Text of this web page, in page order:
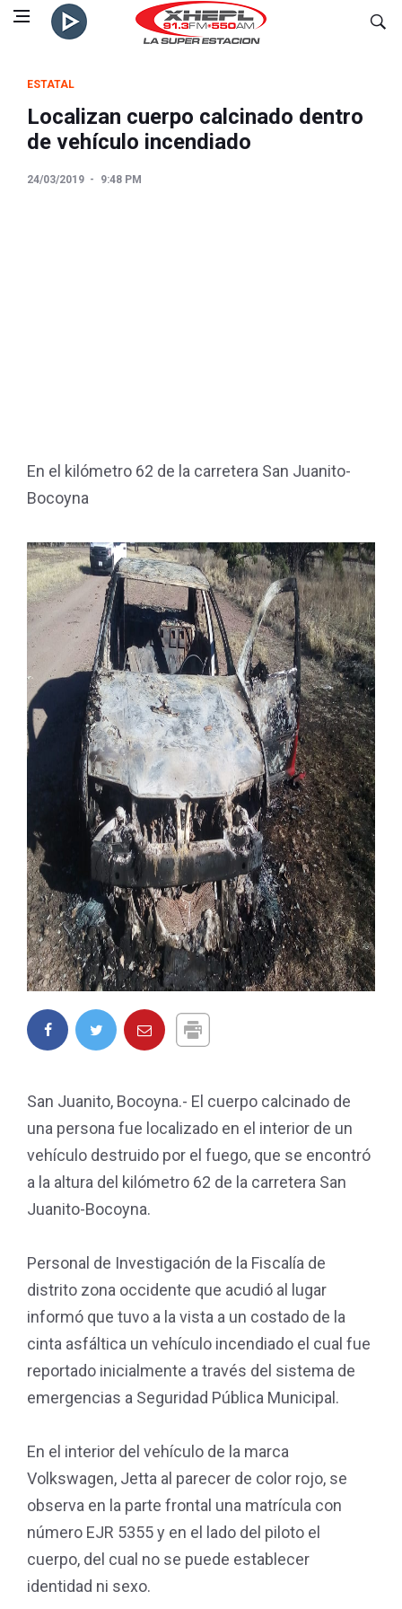
ESTATAL
Localizan cuerpo calcinado dentro
de vehículo incendiado
24/03/2019 9:48 PM
En el kilómetro 62 de la carretera San Juanito-
Bocoyna
San Juanito, Bocoyna.- El cuerpo calcinado de
una persona fue localizado en el interior de un
vehículo destruido por el fuego, que se encontró
a la altura del kilómetro 62 de la carretera San
Juanito-Bocoyna.
Personal de Investigación de la Fiscalía de
distrito zona occidente que acudió al lugar
informó que tuvo a la vista a un costado de la
cinta asfáltica un vehículo incendiado el cual fue
reportado inicialmente a través del sistema de
emergencias a Seguridad Pública Municipal.
En el interior del vehículo de la marca
Volkswagen, Jetta al parecer de color rojo, se
observa en la parte frontal una matrícula con
número EJR 5355 y en el lado del piloto el
cuerpo, del cual no se puede establecer
identidad ni sexo.